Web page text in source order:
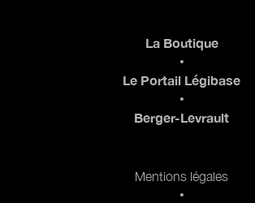
La Boutique
Le Portail Légibase
Berger-Levrault
Mentions légales